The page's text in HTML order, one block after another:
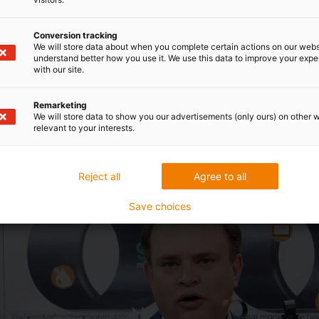
iglidur ECO
Conversion tracking
We will store data about when you complete certain actions on our
understand better how you use it. We use this data to improve your
with our site.
Remarketing
We will store data to show you our advertisements (only ours) on other
relevant to your interests.
Agree to all
Reject all
Save choices